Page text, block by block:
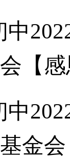
中
【
中
金